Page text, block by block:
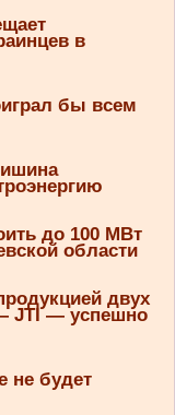
в
бы всем
до 100 МВт
области
двух
JTI — успешно
не будет